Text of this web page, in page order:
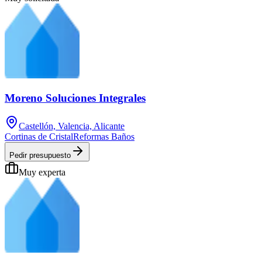
Moreno Soluciones Integrales
Castellón, Valencia, Alicante
Cortinas de CristalReformas Baños
Pedir presupuesto
Muy experta